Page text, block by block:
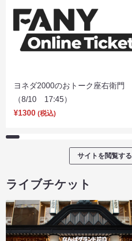
ヨネダ2000のおトーク座右衛門
（8/10 17:45）
¥1300 (税込)
サイトを閲覧する
ライブチケット